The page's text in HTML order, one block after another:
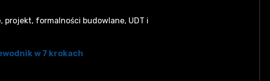
projekt, formalności budowlane, UDT i
w 7 krokach